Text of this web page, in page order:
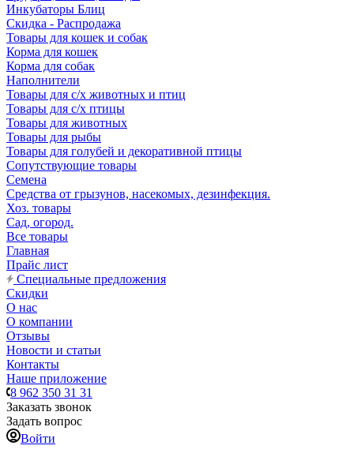
Инкубаторы Блиц
Скидка - Распродажа
Товары для кошек и собак
Корма для кошек
Корма для собак
Наполнители
Товары для с/х животных и птиц
Товары для с/х птицы
Товары для животных
Товары для рыбы
Товары для голубей и декоративной птицы
Сопутствующие товары
Семена
Средства от грызунов, насекомых, дезинфекция.
Хоз. товары
Сад, огород.
Все товары
Главная
Прайс лист
Специальные предложения
Скидки
О нас
О компании
Отзывы
Новости и статьи
Контакты
Наше приложение
8 962 350 31 31
Заказать звонок
Задать вопрос
Войти